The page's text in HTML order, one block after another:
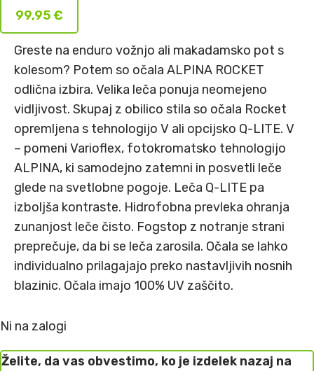
99,95€
Greste na enduro vožnjo ali makadamsko pot s
kolesom? Potem so očala ALPINA ROCKET
odlična izbira. Velika leča ponuja neomejeno
vidljivost. Skupaj z obilico stila so očala Rocket
opremljena s tehnologijo V ali opcijsko Q-LITE. V
– pomeni Varioflex, fotokromatsko tehnologijo
ALPINA, ki samodejno zatemni in posvetli leče
glede na svetlobne pogoje. Leča Q-LITE pa
izboljša kontraste. Hidrofobna prevleka ohranja
zunanjost leče čisto. Fogstop z notranje strani
preprečuje, da bi se leča zarosila. Očala se lahko
individualno prilagajajo preko nastavljivih nosnih
blazinic. Očala imajo 100% UV zaščito.
Ni na zalogi
Želite, da vas obvestimo, ko je izdelek nazaj na